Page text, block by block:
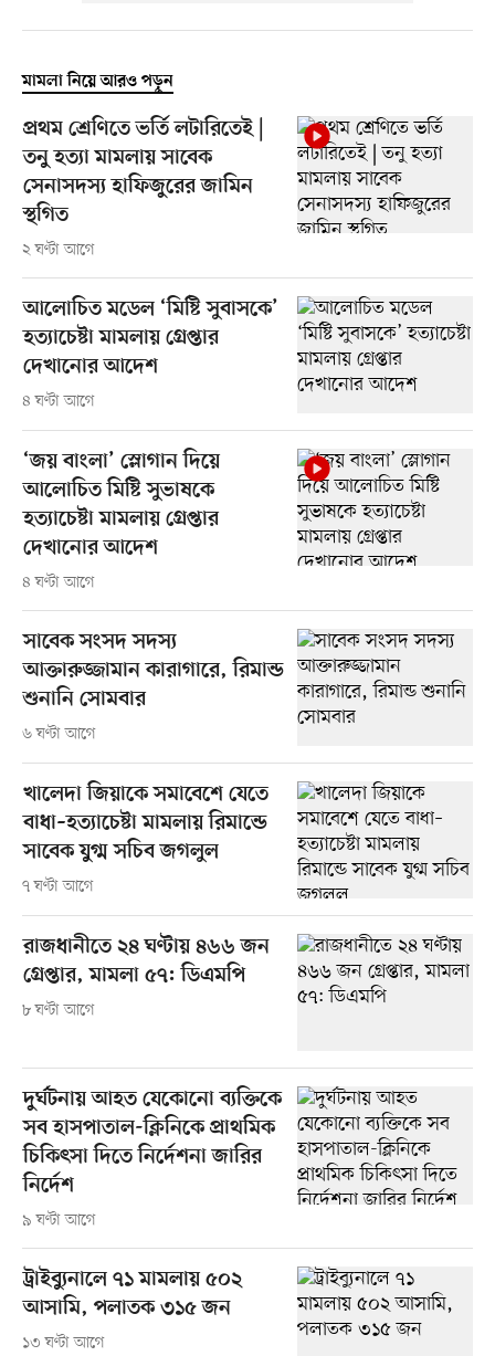
মামলা নিয়ে আরও পড়ুন
প্রথম শ্রেণিতে ভর্তি লটারিতেই |
তনু হত্যা মামলায় সাবেক
সেনাসদস্য হাফিজুরের জামিন
স্থগিত
২ ঘণ্টা আগে
আলোচিত মডেল ‘মিষ্টি সুবাসকে’
হত্যাচেষ্টা মামলায় গ্রেপ্তার
দেখানোর আদেশ
৪ ঘণ্টা আগে
‘জয় বাংলা’ স্লোগান দিয়ে
আলোচিত মিষ্টি সুভাষকে
হত্যাচেষ্টা মামলায় গ্রেপ্তার
দেখানোর আদেশ
৪ ঘণ্টা আগে
সাবেক সংসদ সদস্য
আক্তারুজ্জামান কারাগারে, রিমান্ড
শুনানি সোমবার
৬ ঘণ্টা আগে
খালেদা জিয়াকে সমাবেশে যেতে
বাধা–হত্যাচেষ্টা মামলায় রিমান্ডে
সাবেক যুগ্ম সচিব জগলুল
৭ ঘণ্টা আগে
রাজধানীতে ২৪ ঘণ্টায় ৪৬৬ জন
গ্রেপ্তার, মামলা ৫৭: ডিএমপি
৮ ঘণ্টা আগে
দুর্ঘটনায় আহত যেকোনো ব্যক্তিকে
সব হাসপাতাল-ক্লিনিকে প্রাথমিক
চিকিৎসা দিতে নির্দেশনা জারির
নির্দেশ
৯ ঘণ্টা আগে
ট্রাইব্যুনালে ৭১ মামলায় ৫০২
আসামি, পলাতক ৩১৫ জন
১৩ ঘণ্টা আগে